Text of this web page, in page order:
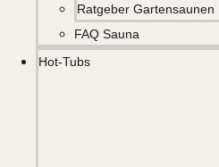
Ratgeber Gartensaunen
FAQ Sauna
Hot-Tubs